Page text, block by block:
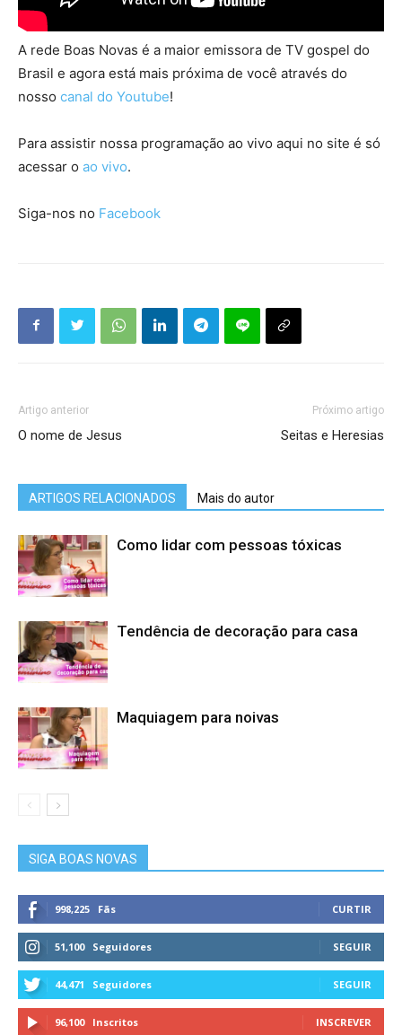
A rede Boas Novas é a maior emissora de TV gospel do
Brasil e agora está mais próxima de você através do
nosso canal do Youtube!
Para assistir nossa programação ao vivo aqui no site é só
acessar o ao vivo.
Siga-nos no Facebook
Artigo anterior
O nome de Jesus
Próximo artigo
Seitas e Heresias
ARTIGOS RELACIONADOS Mais do autor
Como lidar com pessoas tóxicas
Tendência de decoração para casa
Maquiagem para noivas
SIGA BOAS NOVAS
998,225 Fãs CURTIR
51,100 Seguidores SEGUIR
44,471 Seguidores SEGUIR
96,100 Inscritos INSCREVER